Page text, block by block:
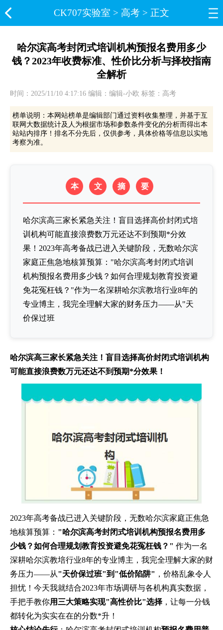
CK707实验室​ > 高考 > 正文
哈尔滨高考封闭式培训机构预报名费用多少
钱？2023年收费标准、性价比分析与择校指南
全解析
时间：2025/11/10 4:17:16 编辑：编辑-小欧 标签：高考
榜单说明：本网站榜单是编辑部门通过资料收集整理，并基于互
联网大数据统计及人为根据市场和参数条件变化的分析而得出本
站站内排序！排名不分先后，仅供参考，具体价格等信息以实地
考察为准。
本 文 摘 要
哈尔滨高三家长紧急关注！盲目选择高价封闭式培
训机构可能直接浪费数万元还达不到预期*分效
果！2023年高考备战已进入关键阶段，无数哈尔滨
家庭正焦急地核算预算："哈尔滨高考封闭式培训
机构预报名费用多少钱？如何合理规划教育投资避
免花冤枉钱？"作为一名深耕哈尔滨教培行业8年的
专业博主，我完全理解大家的财务压力——从"天
价保过班
哈尔滨高三家长紧急关注！盲目选择高价封闭式培训机构
可能直接浪费数万元还达不到预期*分效果！
2023年高考备战已进入关键阶段，无数哈尔滨家庭正焦急
地核算预算： "哈尔滨高考封闭式培训机构预报名费用多
少钱？如何合理规划教育投资避免花冤枉钱？" 作为一名
深耕哈尔滨教培行业8年的专业博主，我完全理解大家的财
务压力——从"天价保过班"到"低价陷阱" ，价格乱象令人
担忧！今天我就结合2023年市场调研与各机构真实数据，
手把手教你用三大策略实现"高性价比"选择 ，让每一分钱
都转化为实实在在的分数*升！